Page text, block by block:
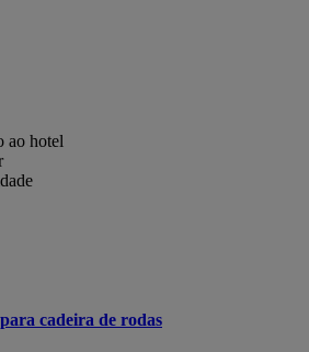
ao hotel
cadeira de rodas